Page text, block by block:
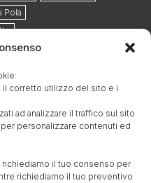
il corretto utilizzo del sito e i
ad analizzare il traffico sul sito
personalizzare contenuti ed
richiediamo il tuo consenso per
richiediamo il tuo preventivo
Pola
di Boemia